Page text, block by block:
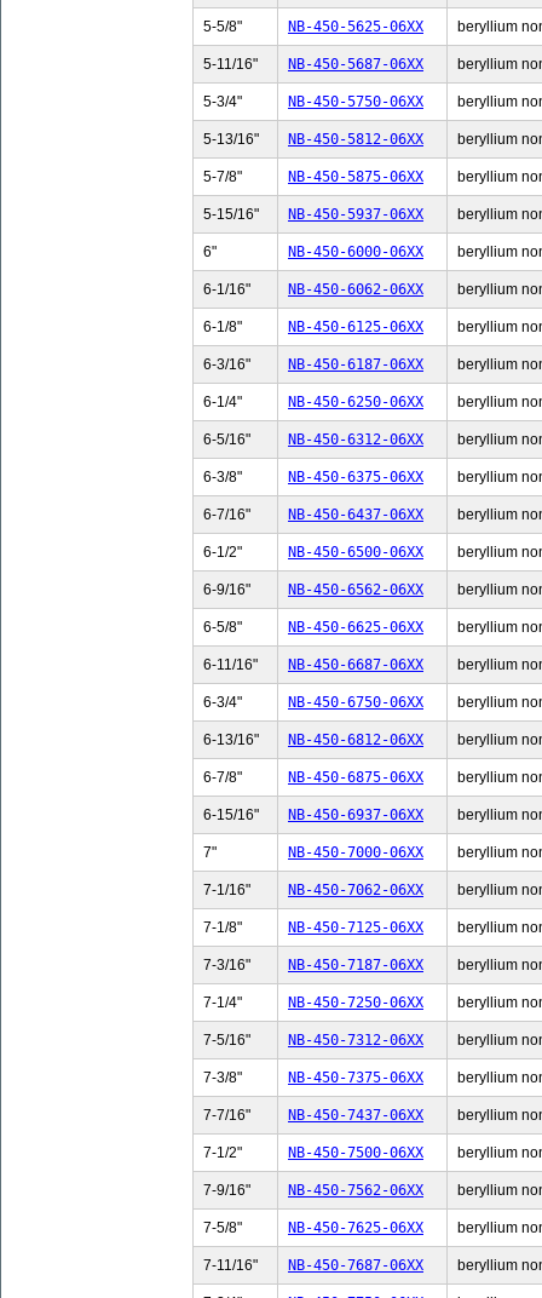
5-5/8" NB-450-5625-06XX beryllium
5-11/16" NB-450-5687-06XX beryllium
5-3/4" NB-450-5750-06XX beryllium
5-13/16" NB-450-5812-06XX beryllium
5-7/8" NB-450-5875-06XX beryllium
5-15/16" NB-450-5937-06XX beryllium
6" NB-450-6000-06XX beryllium
6-1/16" NB-450-6062-06XX beryllium
6-1/8" NB-450-6125-06XX beryllium
6-3/16" NB-450-6187-06XX beryllium
6-1/4" NB-450-6250-06XX beryllium
6-5/16" NB-450-6312-06XX beryllium
6-3/8" NB-450-6375-06XX beryllium
6-7/16" NB-450-6437-06XX beryllium
6-1/2" NB-450-6500-06XX beryllium
6-9/16" NB-450-6562-06XX beryllium
6-5/8" NB-450-6625-06XX beryllium
6-11/16" NB-450-6687-06XX beryllium
6-3/4" NB-450-6750-06XX beryllium
6-13/16" NB-450-6812-06XX beryllium
6-7/8" NB-450-6875-06XX beryllium
6-15/16" NB-450-6937-06XX beryllium
7" NB-450-7000-06XX beryllium
7-1/16" NB-450-7062-06XX beryllium
7-1/8" NB-450-7125-06XX beryllium
7-3/16" NB-450-7187-06XX beryllium
7-1/4" NB-450-7250-06XX beryllium
7-5/16" NB-450-7312-06XX beryllium
7-3/8" NB-450-7375-06XX beryllium
7-7/16" NB-450-7437-06XX beryllium
7-1/2" NB-450-7500-06XX beryllium
7-9/16" NB-450-7562-06XX beryllium
7-5/8" NB-450-7625-06XX beryllium
7-11/16" NB-450-7687-06XX beryllium